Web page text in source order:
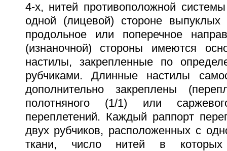
4-х, нитей противоположной
одной (лицевой) стороне
продольное или поперечное
(изнаночной) стороны имеются
настилы, закрепленные по
рубчиками. Длинные настилы
дополнительно закреплены
полотняного (1/1) или
переплетений. Каждый раппорт
двух рубчиков, расположенных с
ткани, число нитей в которых